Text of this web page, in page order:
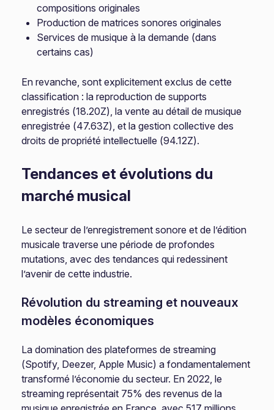
compositions originales
Production de matrices sonores originales
Services de musique à la demande (dans
certains cas)
En revanche, sont explicitement exclus de cette
classification : la reproduction de supports
enregistrés (18.20Z), la vente au détail de musique
enregistrée (47.63Z), et la gestion collective des
droits de propriété intellectuelle (94.12Z).
Tendances et évolutions du
marché musical
Le secteur de l’enregistrement sonore et de l’édition
musicale traverse une période de profondes
mutations, avec des tendances qui redessinent
l’avenir de cette industrie.
Révolution du streaming et nouveaux
modèles économiques
La domination des plateformes de streaming
(Spotify, Deezer, Apple Music) a fondamentalement
transformé l’économie du secteur. En 2022, le
streaming représentait 75% des revenus de la